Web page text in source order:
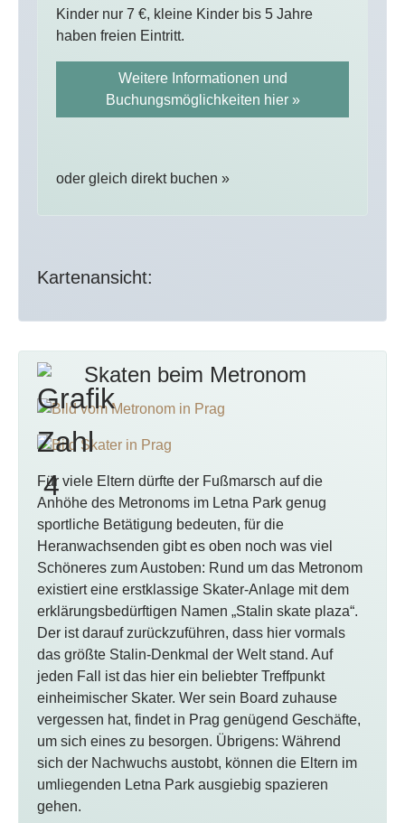
Kinder nur 7 €, kleine Kinder bis 5 Jahre
haben freien Eintritt.
Weitere Informationen und
Buchungsmöglichkeiten hier »
oder gleich direkt buchen »
Kartenansicht:
Skaten beim Metronom
Für viele Eltern dürfte der Fußmarsch auf die
Anhöhe des Metronoms im Letna Park genug
sportliche Betätigung bedeuten, für die
Heranwachsenden gibt es oben noch was viel
Schöneres zum Austoben: Rund um das Metronom
existiert eine erstklassige Skater-Anlage mit dem
erklärungsbedürftigen Namen „Stalin skate plaza“.
Der ist darauf zurückzuführen, dass hier vormals
das größte Stalin-Denkmal der Welt stand. Auf
jeden Fall ist das hier ein beliebter Treffpunkt
einheimischer Skater. Wer sein Board zuhause
vergessen hat, findet in Prag genügend Geschäfte,
um sich eines zu besorgen. Übrigens: Während
sich der Nachwuchs austobt, können die Eltern im
umliegenden Letna Park ausgiebig spazieren
gehen.